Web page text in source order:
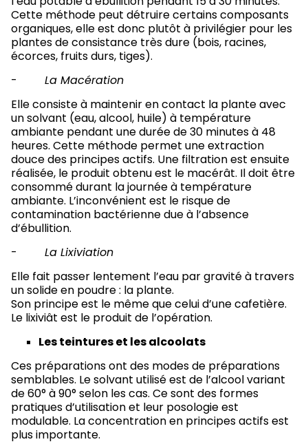
Cette méthode peut détruire certains composants
organiques, elle est donc plutôt à privilégier pour les
plantes de consistance très dure (bois, racines,
écorces, fruits durs, tiges).
- La Macération
Elle consiste à maintenir en contact la plante avec
un solvant (eau, alcool, huile) à température
ambiante pendant une durée de 30 minutes à 48
heures. Cette méthode permet une extraction
douce des principes actifs. Une filtration est ensuite
réalisée, le produit obtenu est le macérât. Il doit être
consommé durant la journée à température
ambiante. L’inconvénient est le risque de
contamination bactérienne due à l’absence
d’ébullition.
- La Lixiviation
Elle fait passer lentement l’eau par gravité à travers
un solide en poudre : la plante.
Son principe est le même que celui d’une cafetière.
Le lixiviât est le produit de l’opération.
Les teintures et les alcoolats
Ces préparations ont des modes de préparations
semblables. Le solvant utilisé est de l’alcool variant
de 60° à 90° selon les cas. Ce sont des formes
pratiques d’utilisation et leur posologie est
modulable. La concentration en principes actifs est
plus importante.